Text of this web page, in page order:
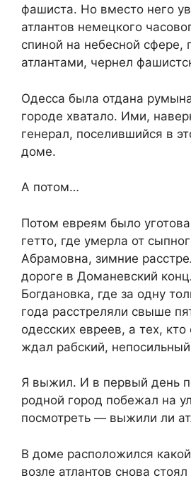
фашиста. Но вместо него
атлантов немецкого
спиной на небесной
атлантами, чернел
Одесса была отдана
городе хватало. Ими,
генерал, поселившийся в
доме.
А потом…
Потом евреям было
гетто, где умерла от
Абрамовна, зимние
дороге в Доманевский
Богдановка, где за одну
года расстреляли свыше
одесских евреев, а тех,
ждал рабский,
Я выжил. И в первый день
родной город побежал на
посмотреть — выжили ли
В доме расположился
возле атлантов снова